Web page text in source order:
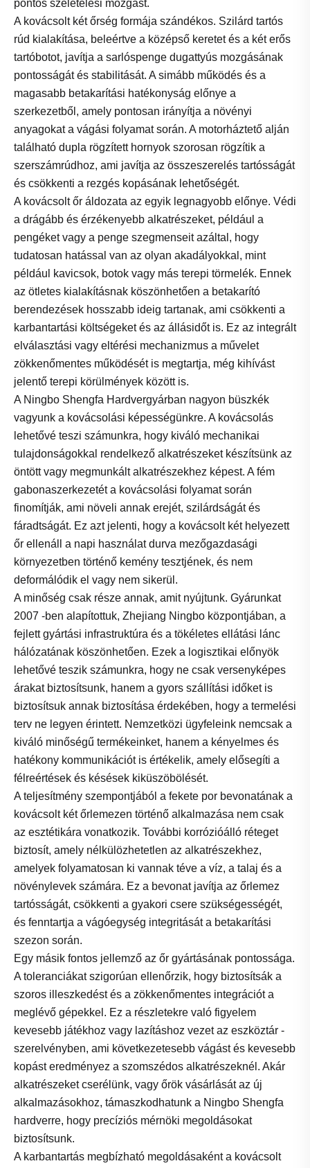
pontos szeletelési mozgást.
A kovácsolt két őrség formája szándékos. Szilárd tartós
rúd kialakítása, beleértve a középső keretet és a két erős
tartóbotot, javítja a sarlóspenge dugattyús mozgásának
pontosságát és stabilitását. A simább működés és a
magasabb betakarítási hatékonyság előnye a
szerkezetből, amely pontosan irányítja a növényi
anyagokat a vágási folyamat során. A motorháztető alján
található dupla rögzített hornyok szorosan rögzítik a
szerszámrúdhoz, ami javítja az összeszerelés tartósságát
és csökkenti a rezgés kopásának lehetőségét.
A kovácsolt őr áldozata az egyik legnagyobb előnye. Védi
a drágább és érzékenyebb alkatrészeket, például a
pengéket vagy a penge szegmenseit azáltal, hogy
tudatosan hatással van az olyan akadályokkal, mint
például kavicsok, botok vagy más terepi törmelék. Ennek
az ötletes kialakításnak köszönhetően a betakarító
berendezések hosszabb ideig tartanak, ami csökkenti a
karbantartási költségeket és az állásidőt is. Ez az integrált
elválasztási vagy eltérési mechanizmus a művelet
zökkenőmentes működését is megtartja, még kihívást
jelentő terepi körülmények között is.
A Ningbo Shengfa Hardvergyárban nagyon büszkék
vagyunk a kovácsolási képességünkre. A kovácsolás
lehetővé teszi számunkra, hogy kiváló mechanikai
tulajdonságokkal rendelkező alkatrészeket készítsünk az
öntött vagy megmunkált alkatrészekhez képest. A fém
gabonaszerkezetét a kovácsolási folyamat során
finomítják, ami növeli annak erejét, szilárdságát és
fáradtságát. Ez azt jelenti, hogy a kovácsolt két helyezett
őr ellenáll a napi használat durva mezőgazdasági
környezetben történő kemény tesztjének, és nem
deformálódik el vagy nem sikerül.
A minőség csak része annak, amit nyújtunk. Gyárunkat
2007 -ben alapítottuk, Zhejiang Ningbo központjában, a
fejlett gyártási infrastruktúra és a tökéletes ellátási lánc
hálózatának köszönhetően. Ezek a logisztikai előnyök
lehetővé teszik számunkra, hogy ne csak versenyképes
árakat biztosítsunk, hanem a gyors szállítási időket is
biztosítsuk annak biztosítása érdekében, hogy a termelési
terv ne legyen érintett. Nemzetközi ügyfeleink nemcsak a
kiváló minőségű termékeinket, hanem a kényelmes és
hatékony kommunikációt is értékelik, amely elősegíti a
félreértések és késések kiküszöbölését.
A teljesítmény szempontjából a fekete por bevonatának a
kovácsolt két őrlemezen történő alkalmazása nem csak
az esztétikára vonatkozik. További korrózióálló réteget
biztosít, amely nélkülözhetetlen az alkatrészekhez,
amelyek folyamatosan ki vannak téve a víz, a talaj és a
növénylevek számára. Ez a bevonat javítja az őrlemez
tartósságát, csökkenti a gyakori csere szükségességét,
és fenntartja a vágóegység integritását a betakarítási
szezon során.
Egy másik fontos jellemző az őr gyártásának pontossága.
A toleranciákat szigorúan ellenőrzik, hogy biztosítsák a
szoros illeszkedést és a zökkenőmentes integrációt a
meglévő gépekkel. Ez a részletekre való figyelem
kevesebb játékhoz vagy lazításhoz vezet az eszköztár -
szerelvényben, ami következetesebb vágást és kevesebb
kopást eredményez a szomszédos alkatrészeknél. Akár
alkatrészeket cserélünk, vagy őrök vásárlását az új
alkalmazásokhoz, támaszkodhatunk a Ningbo Shengfa
hardverre, hogy precíziós mérnöki megoldásokat
biztosítsunk.
A karbantartás megbízható megoldásaként a kovácsolt